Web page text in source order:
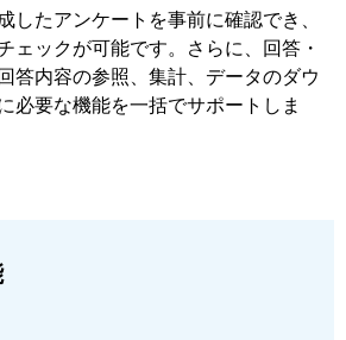
したアンケートを事前に確認でき、
ェックが可能です。さらに、回答・
答内容の参照、集計、データのダウ
必要な機能を一括でサポートしま